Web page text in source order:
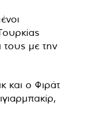
με την
και ο Φιράτ